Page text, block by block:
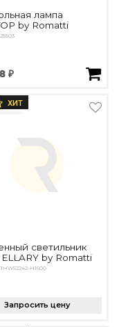
лампа
by Romatti
₽
ХИТ
светильник
by Romatti
H1600
Запросить цену